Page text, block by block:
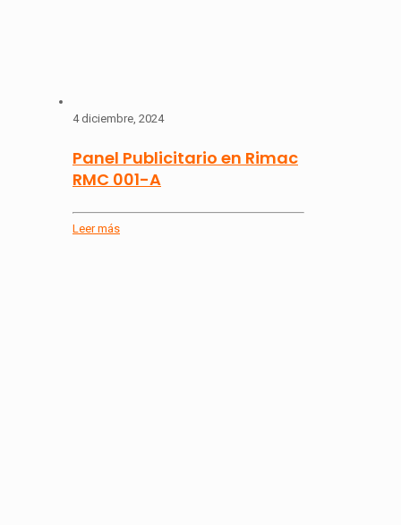
4 diciembre, 2024
Panel Publicitario en Rimac
RMC 001-A
Leer más